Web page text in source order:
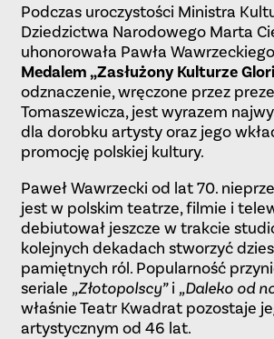
Podczas uroczystości Ministra
Dziedzictwa Narodowego Marta
uhonorowała Pawła Wawrzeckiego
Medalem „Zasłużony Kulturze
odznaczenie, wręczone przez
Tomaszewicza, jest wyrazem
dla dorobku artysty oraz jego
promocję polskiej kultury.
Paweł Wawrzecki od lat 70.
jest w polskim teatrze, filmie i
debiutował jeszcze w trakcie
kolejnych dekadach stworzyć
pamiętnych ról. Popularność
seriale „Złotopolscy”i „Daleko od
właśnie Teatr Kwadrat pozostaje
artystycznym od 46 lat.